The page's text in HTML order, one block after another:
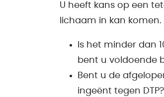
U heeft kans op een
lichaam in kan komen.
Is het minder dan
bent u voldoende
Bent u de
ingeënt tegen